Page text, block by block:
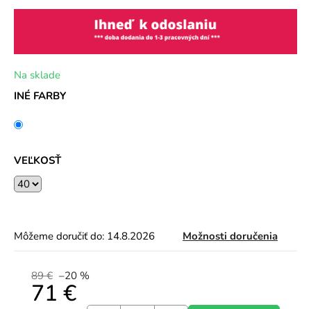
INÉ FARBY
VEĽKOSŤ
Môžeme doručiť do: 14.8.2026 Možnosti doručenia
Na sklade
89 € –20 %
71 €